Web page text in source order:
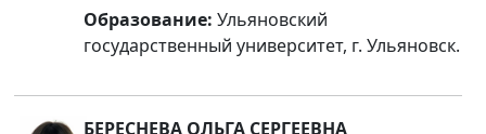
Образование: Ульяновский
государственный университет, г. Ульяновск.
БЕРЕСНЕВА ОЛЬГА СЕРГЕЕВНА